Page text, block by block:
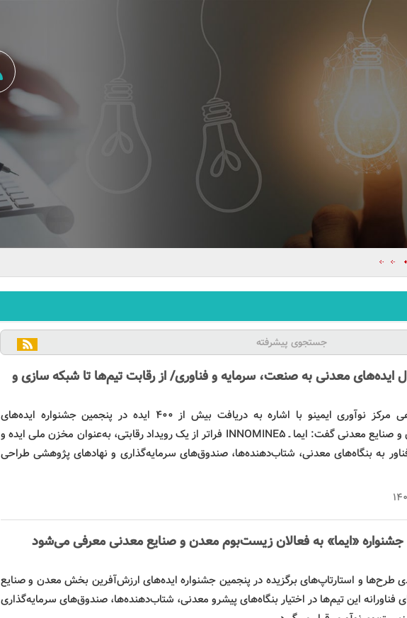
جستجوی پیشرفته
ایده‌های معدنی به صنعت، سرمایهو فناوری/ از رقابت تیم‌ها تا شبکه سازیو
مدیر نوآوری و شتابدهی مرکز نوآوری ایمینو با اشاره به دریافت بیش از ۴۰۰ ایده در پنجمین جشنواره ایده‌های
ارزش‌افزای بخش معدن و صنایع معدنی گفت: ایما ـ INNOMINE5 فراتر از یک رویداد رقابتی، به‌عنوان مخزن ملی ایده و
به بنگاه‌های معدنی، شتاب‌دهنده‌ها، صندوق‌های سرمایه‌گذاری و نهادهای پژوهشی طراحی
جشنواره «ایما» به فعالان زیست‌بوم معدن و صنایع معدنی معرفی می‌شود
طرح‌ها و استارتاپ‌های برگزیده در پنجمین جشنواره ایده‌های ارزش‌آفرین بخش معدن و صنایع
فناورانه این تیم‌ها در اختیار بنگاه‌های پیشرو معدنی، شتاب‌دهنده‌ها، صندوق‌های سرمایه‌گذاری